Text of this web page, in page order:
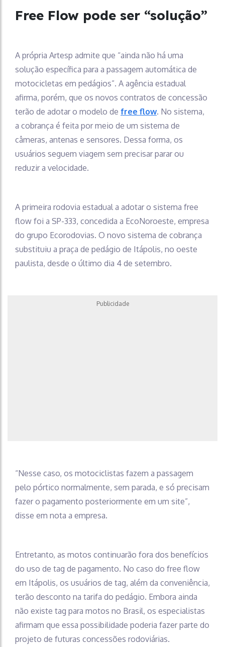
Free Flow pode ser “solução”
A própria Artesp admite que “ainda não há uma
solução específica para a passagem automática de
motocicletas em pedágios”. A agência estadual
afirma, porém, que os novos contratos de concessão
terão de adotar o modelo de free flow. No sistema,
a cobrança é feita por meio de um sistema de
câmeras, antenas e sensores. Dessa forma, os
usuários seguem viagem sem precisar parar ou
reduzir a velocidade.
A primeira rodovia estadual a adotar o sistema free
flow foi a SP-333, concedida a EcoNoroeste, empresa
do grupo Ecorodovias. O novo sistema de cobrança
substituiu a praça de pedágio de Itápolis, no oeste
paulista, desde o último dia 4 de setembro.
Publicidade
“Nesse caso, os motociclistas fazem a passagem
pelo pórtico normalmente, sem parada, e só precisam
fazer o pagamento posteriormente em um site”,
disse em nota a empresa.
Entretanto, as motos continuarão fora dos benefícios
do uso de tag de pagamento. No caso do free flow
em Itápolis, os usuários de tag, além da conveniência,
terão desconto na tarifa do pedágio. Embora ainda
não existe tag para motos no Brasil, os especialistas
afirmam que essa possibilidade poderia fazer parte do
projeto de futuras concessões rodoviárias.